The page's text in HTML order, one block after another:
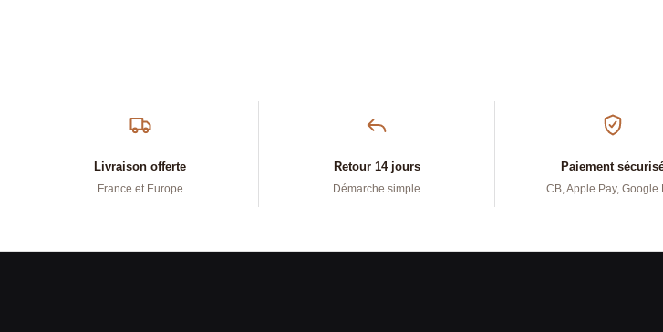
Livraison offerte
France et Europe
Retour 14 jours
Démarche simple
Paiement
CB, Apple Pay, Google